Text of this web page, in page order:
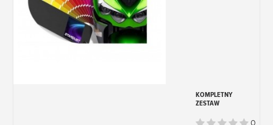
KOMPLETNY
ZESTAW
KOLOR
0